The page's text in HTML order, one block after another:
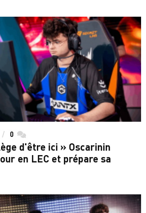
0 commentaires
d'être ici » Oscarinin
en LEC et prépare sa